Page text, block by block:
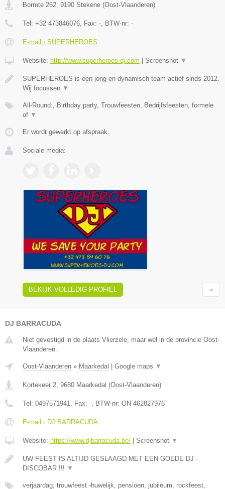
Bormte 262 9190 Stekene (Oost-Vlaanderen)
Tel: +32 473846076 , Fax: - , BTW-nr: -
E-mail › SUPERHEROES
Website: http://www.superheroes-dj.com | Screenshot ▼
SUPERHEROES is een jong en dynamisch team actief sinds 2012.
Wij focussen ▼
All-Round:, Birthday party, Trouwfeesten, Bedrijfsfeesten, formele
of ▼
Er wordt gewerkt op afspraak.
Sociale media:
BEKIJK VOLLEDIG PROFIEL
DJ BARRACUDA
Niet gevestigd in de plaats Vlierzele, maar wel in de provincie Oost-
Vlaanderen.
Oost-Vlaanderen » Maarkedal Google maps ▼
Kortekeer 2, 9680 Maarkedal (Oost-Vlaanderen)
Tel: 0497571941, Fax: -, BTW-nr: ON 462827976
E-mail › DJ BARRACUDA
Website: https://www.djbarracuda.be/ Screenshot ▼
UW FEEST IS ALTIJD GESLAAGD MET EEN GOEDE DJ -
DISCOBAR !!! ▼
verjaardag, trouwfeest -huwelijk, pensioen, jubileum, rockfeest,